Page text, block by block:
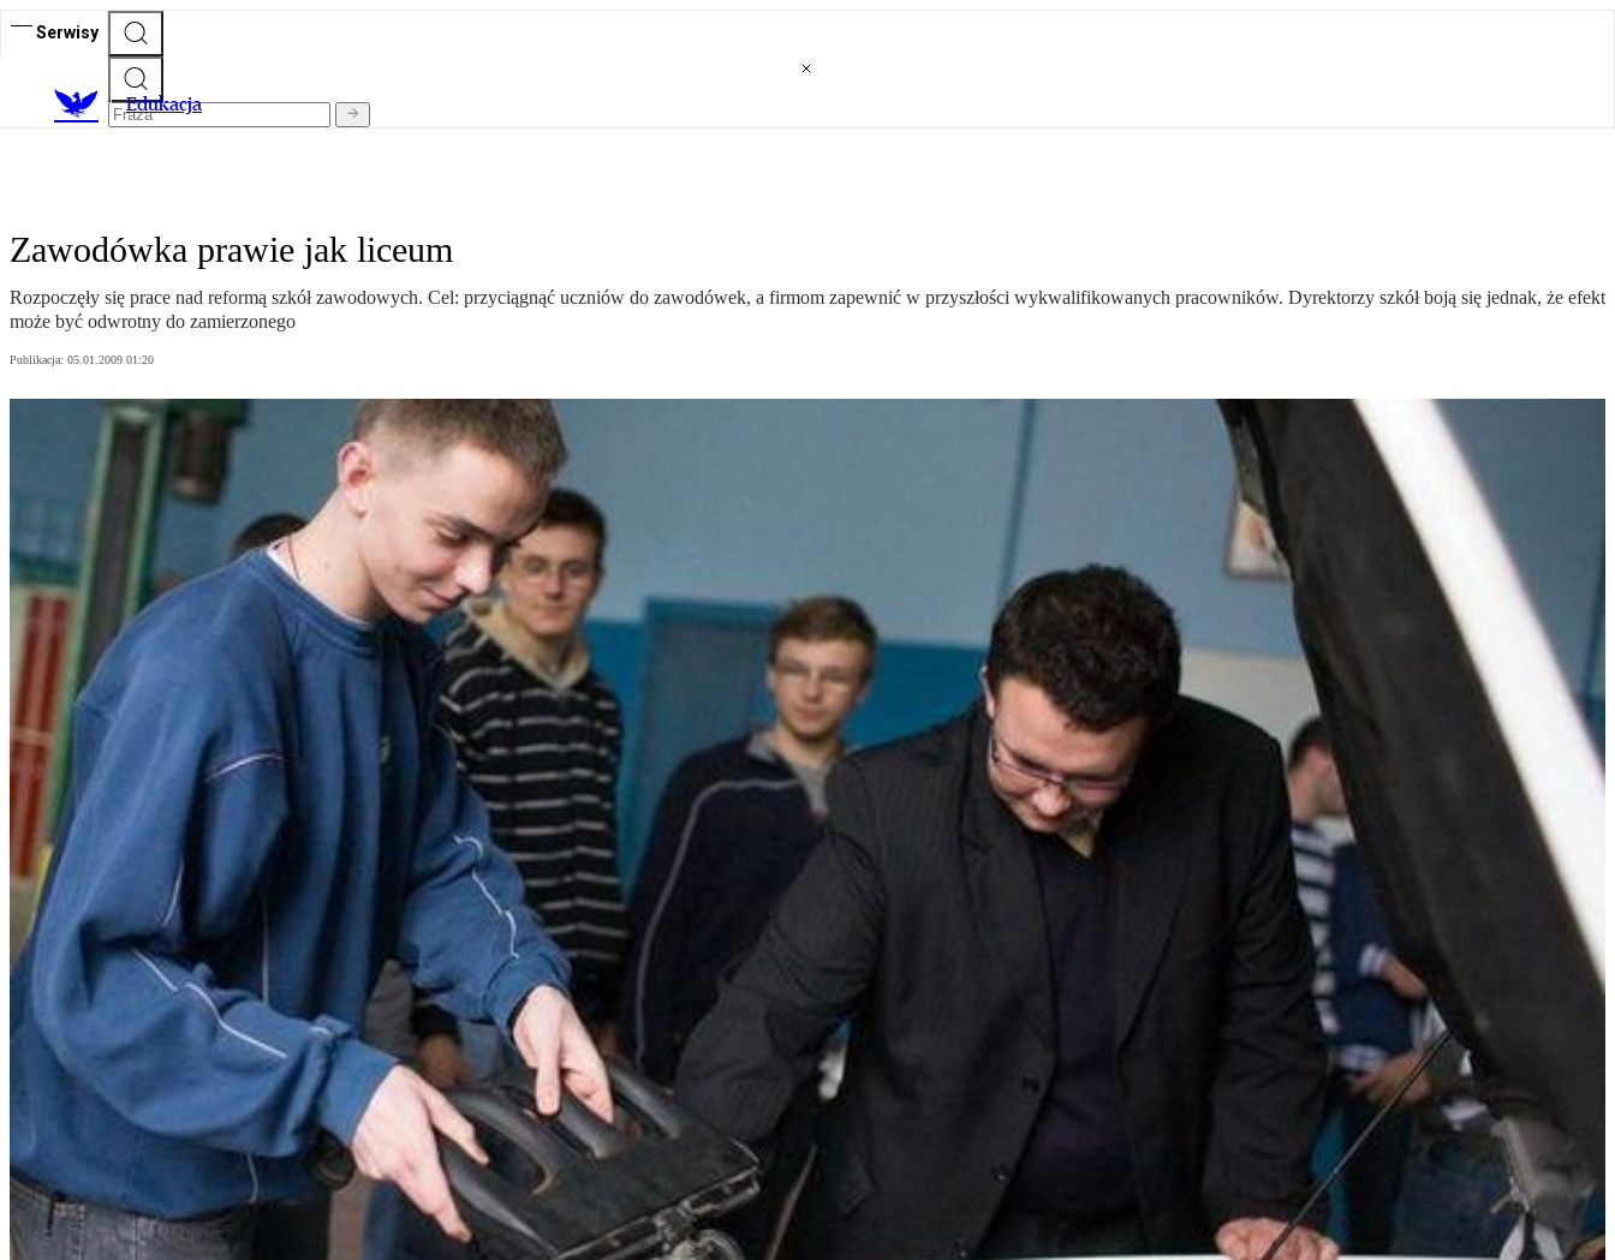
Serwisy
Edukacja
Zawodówka prawie jak liceum
Rozpoczęły się prace nad reformą szkół zawodowych. Cel: przyciągnąć uczniów do zawodówek, a firmom zapewnić w przyszłości wykwalifikowanych pracowników. Dyrektorzy szkół boją się jednak, że efekt
może być odwrotny do zamierzonego
Publikacja: 05.01.2009 01:20